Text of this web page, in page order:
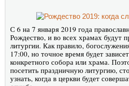
С 6 на 7 января 2019 года
Рождество, и во всех храмах будут
литургии. Как правило,
17:00, но точное время будет
конкретного собора или храма.
посетить праздничную литургию,
узнать, когда в церкви будет